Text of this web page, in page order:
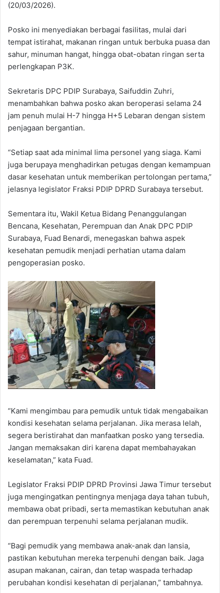
(20/03/2026).
Posko ini menyediakan berbagai fasilitas, mulai dari
tempat istirahat, makanan ringan untuk berbuka puasa dan
sahur, minuman hangat, hingga obat-obatan ringan serta
perlengkapan P3K.
Sekretaris DPC PDIP Surabaya, Saifuddin Zuhri,
menambahkan bahwa posko akan beroperasi selama 24
jam penuh mulai H-7 hingga H+5 Lebaran dengan sistem
penjagaan bergantian.
“Setiap saat ada minimal lima personel yang siaga. Kami
juga berupaya menghadirkan petugas dengan kemampuan
dasar kesehatan untuk memberikan pertolongan pertama,”
jelasnya legislator Fraksi PDIP DPRD Surabaya tersebut.
Sementara itu, Wakil Ketua Bidang Penanggulangan
Bencana, Kesehatan, Perempuan dan Anak DPC PDIP
Surabaya, Fuad Benardi, menegaskan bahwa aspek
kesehatan pemudik menjadi perhatian utama dalam
pengoperasian posko.
“Kami mengimbau para pemudik untuk tidak mengabaikan
kondisi kesehatan selama perjalanan. Jika merasa lelah,
segera beristirahat dan manfaatkan posko yang tersedia.
Jangan memaksakan diri karena dapat membahayakan
keselamatan,” kata Fuad.
Legislator Fraksi PDIP DPRD Provinsi Jawa Timur tersebut
juga mengingatkan pentingnya menjaga daya tahan tubuh,
membawa obat pribadi, serta memastikan kebutuhan anak
dan perempuan terpenuhi selama perjalanan mudik.
“Bagi pemudik yang membawa anak-anak dan lansia,
pastikan kebutuhan mereka terpenuhi dengan baik. Jaga
asupan makanan, cairan, dan tetap waspada terhadap
perubahan kondisi kesehatan di perjalanan,” tambahnya.